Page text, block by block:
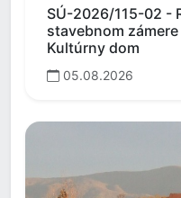
SÚ-2026/115-02 -
stavebnom
Kultúrny dom
05.08.2026